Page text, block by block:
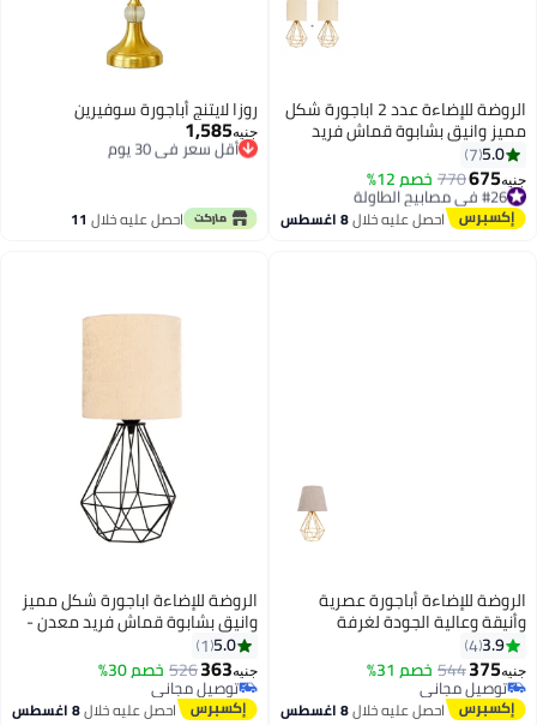
الروضة للإضاءة عدد 2 اباجورة شكل
مميز وانيق بشابوة قماش فريد
لغرف النوم والمعيشة 25x50cm
5.0
7
جنيه675
770 خصم 12% #26 في مصابيح الطاولة
توصيل مجاني
#26 في مصابيح الطاولة احصل عليه خلال8 اغسطس
روزا لايتنج أباجورة سوفيرين
جنيه1,585
أقل سعر في 30 يوم
توصيل مجاني
أقل سعر في 30 يوم
احصل عليه خلال 11
الروضة للإضاءة أباجورة عصرية
وأنيقة وعالية الجودة لغرفة
المعيشة أو غرفة النوم - اباجورة
مودرن لغرف النوم والمعيشة -
دهبي | اللون: دهبى × رمادى |
المقاس: 50x25x25 سم
3.9
4
جنيه375
544 خصم 31%
توصيل مجاني
توصيل مجانياحصل عليه خلال8 اغسطس
الروضة للإضاءة اباجورة شكل مميز
وانيق بشابوة قماش فريد معدن -
اباجورة مودرن لغرف النوم
والمعيشة | اللون: اسود × بيج |
المقاس: 50x25x25 سم
5.0
1
جنيه363
526 خصم 30%
توصيل مجاني
توصيل مجانياحصل عليه خلال8 اغسطس